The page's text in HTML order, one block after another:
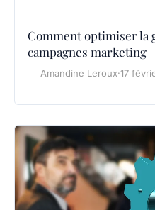
Comment optimiser la
campagnes marketing
Amandine Leroux·17